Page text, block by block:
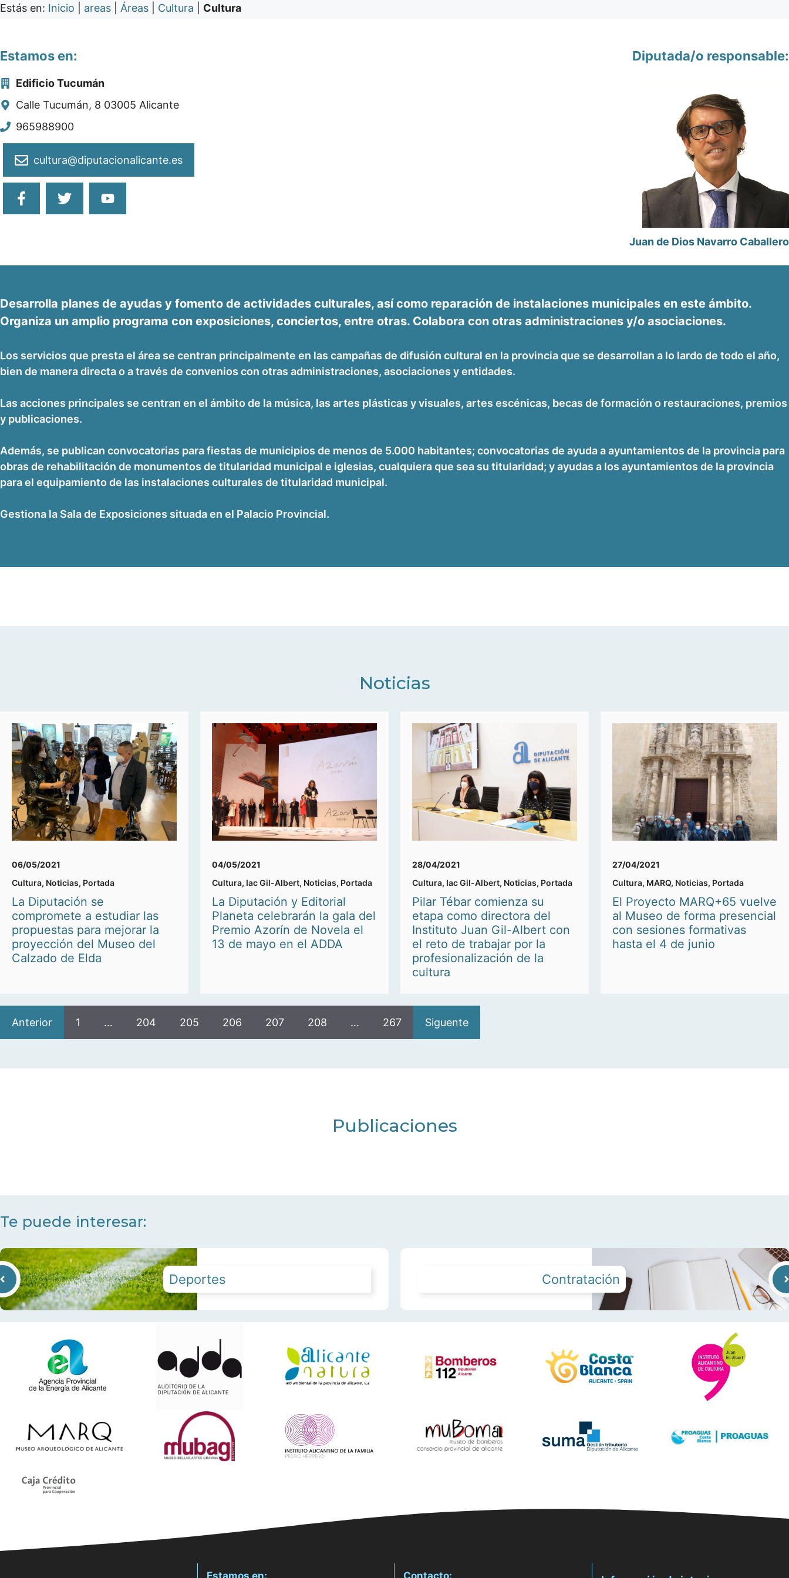
Estás en: Inicio areas Áreas Cultura Cultura
Estamos en:
Edificio Tucumán
Calle Tucumán, 8 03005 Alicante
965988900
cultura@diputacionalicante.es
Diputada/o responsable:
Juan de Dios Navarro Caballero
Desarrolla planes de ayudas y fomento de actividades culturales, así como reparación de instalaciones municipales en este ámbito.
Organiza un amplio programa con exposiciones, conciertos, entre otras. Colabora con otras administraciones y/o asociaciones.
Los servicios que presta el área se centran principalmente en las campañas de difusión cultural en la provincia que se desarrollan a lo lardo de todo el año,
bien de manera directa o a través de convenios con otras administraciones, asociaciones y entidades.
Las acciones principales se centran en el ámbito de la música, las artes plásticas y visuales, artes escénicas, becas de formación o restauraciones, premios
y publicaciones.
Además, se publican convocatorias para fiestas de municipios de menos de 5.000 habitantes; convocatorias de ayuda a ayuntamientos de la provincia para
obras de rehabilitación de monumentos de titularidad municipal e iglesias, cualquiera que sea su titularidad; y ayudas a los ayuntamientos de la provincia
para el equipamiento de las instalaciones culturales de titularidad municipal.
Gestiona la Sala de Exposiciones situada en el Palacio Provincial.
Noticias
06/05/2021
Cultura, Noticias, Portada
La Diputación se
compromete a estudiar las
propuestas para mejorar la
proyección del Museo del
Calzado de Elda
04/05/2021
Cultura, Iac Gil-Albert, Noticias, Portada
La Diputación y Editorial
Planeta celebrarán la gala del
Premio Azorín de Novela el
13 de mayo en el ADDA
28/04/2021
Cultura, Iac Gil-Albert, Noticias, Portada
Pilar Tébar comienza su
etapa como directora del
Instituto Juan Gil-Albert con
el reto de trabajar por la
profesionalización de la
cultura
27/04/2021
Cultura, MARQ, Noticias, Portada
El Proyecto MARQ+65 vuelve
al Museo de forma presencial
con sesiones formativas
hasta el 4 de junio
Anterior 1 … 204 205 206 207 208 … 267 Siguente
Publicaciones
Te puede interesar:
Deportes Contratación
Estamos en: Contacto: